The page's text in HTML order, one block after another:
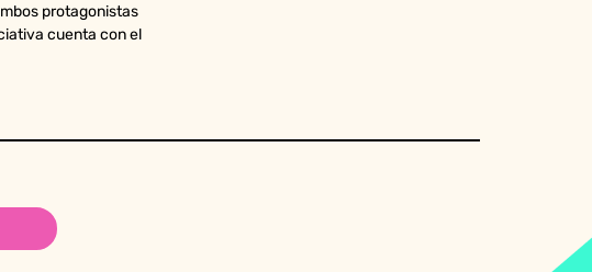
protagonistas
cuenta con el